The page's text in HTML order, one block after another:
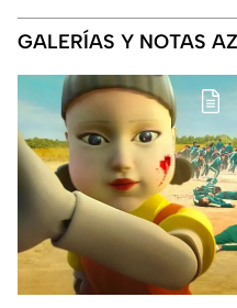
GALERÍAS Y NOTAS